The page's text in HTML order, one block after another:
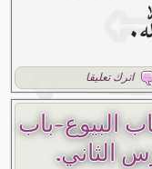
اترك تعليقا
البيوع-باب
الثاني.